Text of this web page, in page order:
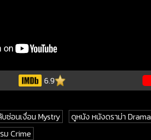
6.9
ซ่อนเงื่อน Mystry
ดูหนัง หนังดราม่า Drama
Crime